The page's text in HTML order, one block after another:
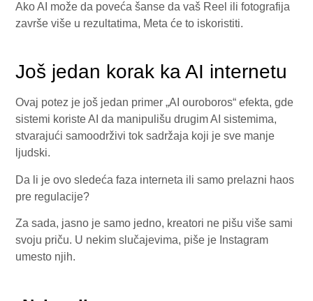
Ako AI može da poveća šanse da vaš Reel ili fotografija
završe više u rezultatima, Meta će to iskoristiti.
Još jedan korak ka AI internetu
Ovaj potez je još jedan primer „AI ouroboros“ efekta, gde
sistemi koriste AI da manipulišu drugim AI sistemima,
stvarajući samoodrživi tok sadržaja koji je sve manje
ljudski.
Da li je ovo sledeća faza interneta ili samo prelazni haos
pre regulacije?
Za sada, jasno je samo jedno, kreatori ne pišu više sami
svoju priču. U nekim slučajevima, piše je Instagram
umesto njih.